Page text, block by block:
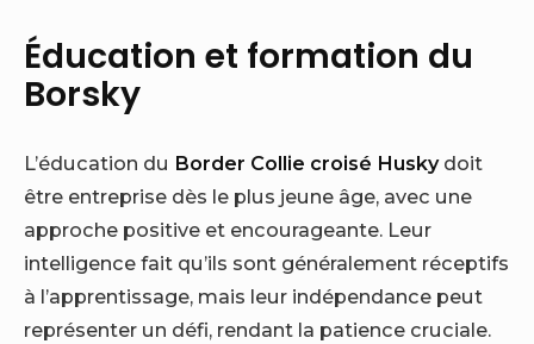
Éducation et formation du
Borsky
L’éducation du Border Collie croisé Huskydoit
être entreprise dès le plus jeune âge, avec une
approche positive et encourageante. Leur
intelligence fait qu’ils sont généralement réceptifs
à l’apprentissage, mais leur indépendance peut
représenter un défi, rendant la patience cruciale.